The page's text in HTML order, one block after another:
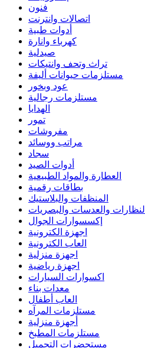
فنون
اتصالات وانترنت
أدوات طبية
كهرباء وانارة
صيدلية
تراث وتحف وانتيكات
مستلزمات حيوانات أليفة
عود وبخور
مستلزمات رجالية
الهدايا
تمور
مفروشات
مراتب ووسائد
سجاد
أدوات الصيد
العطارة والمواد الطبيعية
بطاقات رقمية
المنظفات والبلاستيك
النظارات والعدسات والبصريات
إكسسوارات الجوال
اجهزة الكترونية
العاب الكترونية
اجهزة منزلية
اجهزة رياضية
اكسوارات السيارات
معدات بناء
العاب أطفال
مستلزمات المرآه
أجهزة منزلية
مستلزمات المطبخ
مستحضرات التجميل